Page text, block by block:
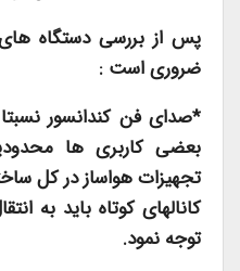
پس از بررسی دستگاه
ضروری است :
*صدای فن کندانسور
بعضی کاربری ها
تجهیزات هواساز در کل
کانالهای کوتاه باید به
توجه نمود.